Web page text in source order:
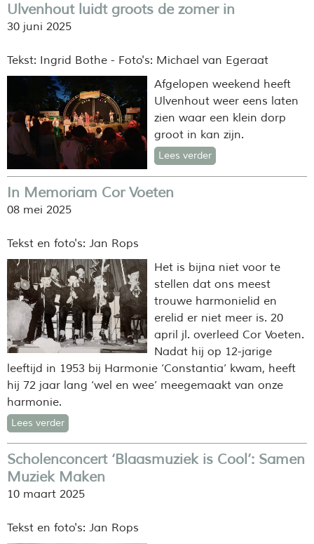
Ulvenhout luidt groots de zomer in
30 juni 2025
Tekst: Ingrid Bothe - Foto's: Michael van Egeraat
Afgelopen weekend heeft
Ulvenhout weer eens laten
zien waar een klein dorp
groot in kan zijn.
Lees verder
In Memoriam Cor Voeten
08 mei 2025
Tekst en foto's: Jan Rops
Het is bijna niet voor te
stellen dat ons meest
trouwe harmonielid en
erelid er niet meer is. 20
april jl. overleed Cor Voeten.
Nadat hij op 12-jarige
leeftijd in 1953 bij Harmonie ‘Constantia’ kwam, heeft
hij 72 jaar lang ‘wel en wee’ meegemaakt van onze
harmonie.
Lees verder
Scholenconcert ‘Blaasmuziek is Cool’: Samen
Muziek Maken
10 maart 2025
Tekst en foto's: Jan Rops